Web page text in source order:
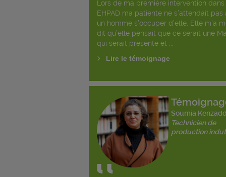
Lors de ma première intervention dans
EHPAD ma patiente ne s’attendait pas
un homme s’occuper d’elle. Elle m’a
dit qu’elle pensait que ce serait une
qui serait présente et ...
Lire le témoignage
Soumia
Technicien de
production